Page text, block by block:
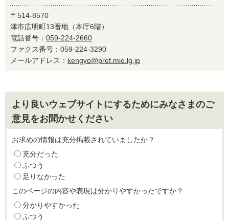
〒514-8570
津市広明町13番地（本庁6階）
電話番号： 059-224-2660
ファクス番号：059-224-3290
メールアドレス： kengyo@pref.mie.lg.jp
より良いウェブサイトにするためにみなさまのご
意見をお聞かせください
お求めの情報は充分掲載されていましたか？
充分だった
ふつう
足りなかった
このページの内容や表現は分かりやすかったですか？
分かりやすかった
ふつう